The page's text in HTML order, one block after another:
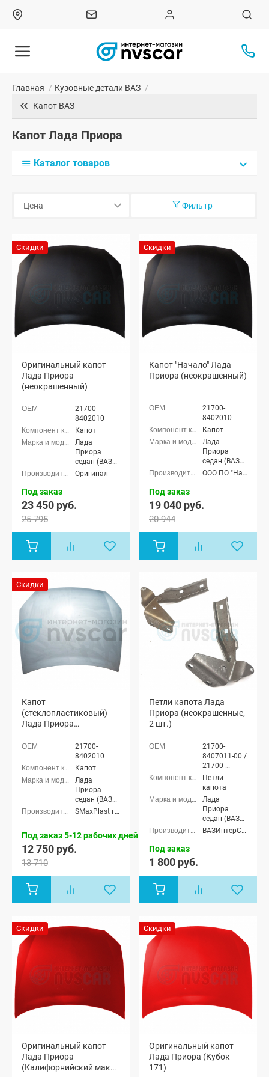
Главная / Кузовные детали ВАЗ /
Капот ВАЗ
Капот Лада Приора
Каталог товаров
Фильтр
Скидки
Оригинальный капот
Лада Приора
(неокрашенный)
21700-
8402010
Капот
Лада
Приора
седан (ВАЗ
2170), Лада
Лада
Приора купэ
(ВАЗ 21728),
седан (ВАЗ
21704), Лада
хэтчбек (ВАЗ
21724)
Оригинал
Под заказ
23 450 руб.
25 795
Скидки
Капот "Начало" Лада
Приора (неокрашенный)
21700-
8402010
Капот
Лада
Приора
седан (ВАЗ
2170), Лада
Лада
Приора купэ
Приора-2
седан (ВАЗ
21704), Лада
Приора-2
хэтчбек (ВАЗ
21724)
ООО ПО "Начало"
Под заказ
19 040 руб.
20 944
Скидки
Капот
(стеклопластиковый)
Лада Приора
21700-
8402010
Капот
Лада
Приора
седан (ВАЗ
2170), Лада
(ВАЗ 2171),
2172), Лада
Приора купэ
(ВАЗ 21728),
Лада
21704), Лада
SMaxPlast г. Тольятти
Под заказ 5-12 рабочих дней
12 750 руб.
13 710
Петли капота Лада
Приора (неокрашенные,
2 шт.)
21700-
8407011-00 /
21700-
8407010-00
Петли
капота
Лада
Приора
седан (ВАЗ
2170), Лада
Приора
хэтчбек (ВАЗ
2172), Лада
Приора купэ
Приора-2
хэтчбек (ВАЗ
21724)
ВАЗИнтерСервис (ВИС)
Под заказ
1 800 руб.
Скидки
Оригинальный капот
Лада Приора
(Калифорнийский мак
Скидки
Оригинальный капот
Лада Приора (Кубок
171)